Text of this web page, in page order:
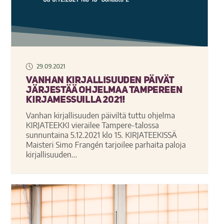
29.09.2021
Vanhan kirjallisuuden päivät
järjestää ohjelmaa Tampereen
Kirjamessuilla 2021!
Vanhan kirjallisuuden päiviltä tuttu ohjelma
KIRJATEEKKI vierailee Tampere-talossa
sunnuntaina 5.12.2021 klo 15. KIRJATEEKISSÄ
Maisteri Simo Frangén tarjoilee parhaita paloja
kirjallisuuden...